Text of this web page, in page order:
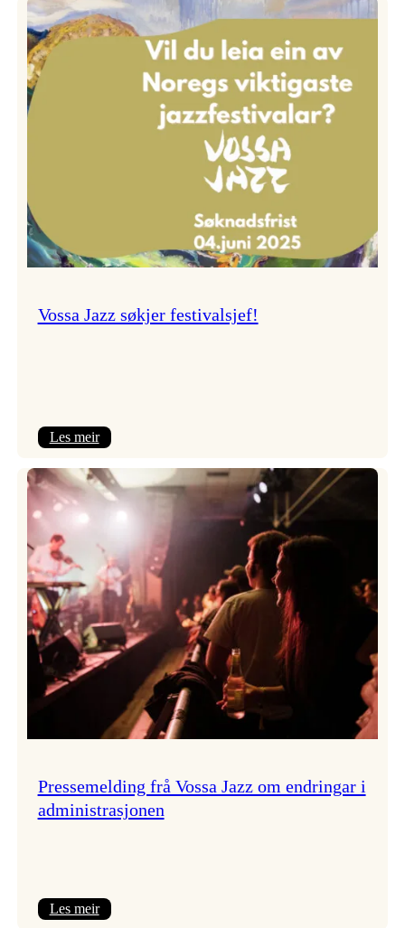
Vossa Jazz søkjer festivalsjef!
Les meir:
Jazz
søkjer
Pressemelding frå Vossa Jazz om endringar i
administrasjonen
Les meir: